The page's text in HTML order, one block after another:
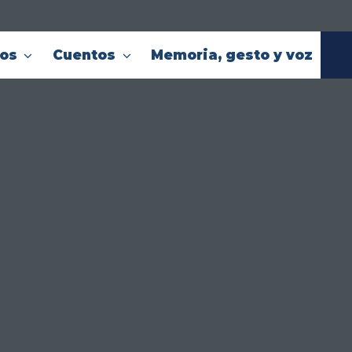
Cuentos Memoria, gesto y voz